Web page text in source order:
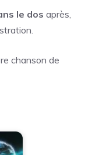
le dos après,
chanson de